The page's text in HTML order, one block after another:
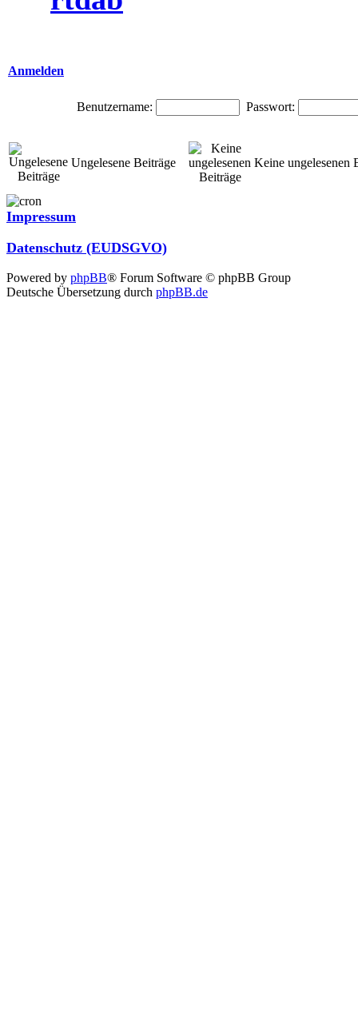
Anmelden
Benutzername: Passwort:
Ungelesene Beiträge Keine ungelesenen
Impressum
Datenschutz (EUDSGVO)
Powered by phpBB® Forum Software © phpBB Group
Deutsche Übersetzung durch phpBB.de